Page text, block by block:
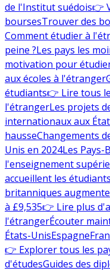
de l'Institut suédois👉
boursesTrouver des
Comment étudier à
peine ?Les pays les
motivation pour
aux écoles à l'étranger
étudiants👉 Lire tous
l'étrangerLes projets
internationaux aux
hausseChangements
Unis en 2024Les Pays-
l'enseignement
accueillent les
britanniques
à £9,535👉 Lire plus
l'étrangerÉcouter
États-UnisEspagne
👉 Explorer tous les
d'étudesGuides des